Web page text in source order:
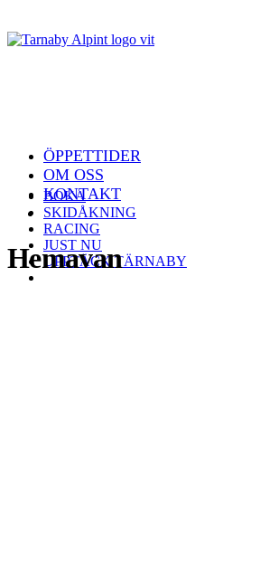
BOKA
SKIDÅKNING
RACING
JUST NU
UPPTÄCK TÄRNABY
ÖPPETTIDER
OM OSS
KONTAKT
Hemavan